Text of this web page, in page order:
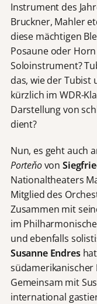
Instrument des
Bruckner, Mahler
diese mächtigen
Posaune oder
Soloinstrument?
das, wie der Tubist
kürzlich im WDR-
Darstellung von
dient?
Nun, es geht auch
Porteňovon
Nationaltheaters
Mitglied des
Zusammen mit
im
und ebenfalls
Susanne Endreshat
Gemeinsam mit
international